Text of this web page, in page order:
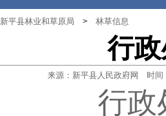
新平县林业和草原局 > 林草信息
行
来源：新平县人民政府网 时
行政